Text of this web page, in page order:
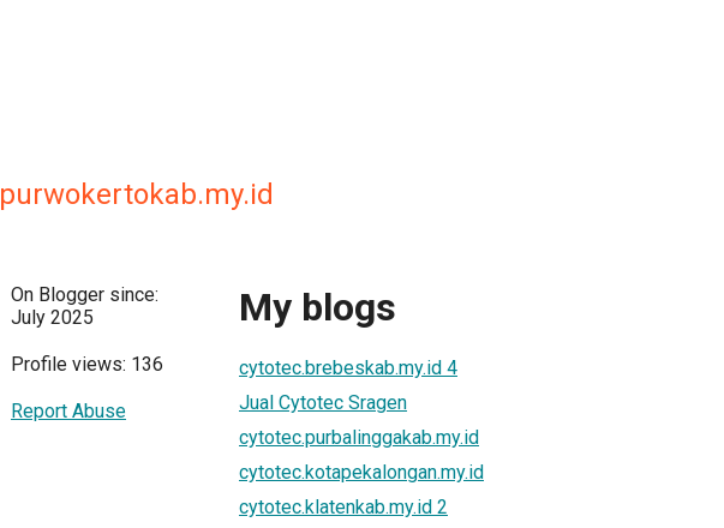
purwokertokab.my.id
On Blogger since:
July 2025
Profile views: 136
Report Abuse
My blogs
cytotec.brebeskab.my.id 4
Jual Cytotec Sragen
cytotec.purbalinggakab.my.id
cytotec.kotapekalongan.my.id
cytotec.klatenkab.my.id 2